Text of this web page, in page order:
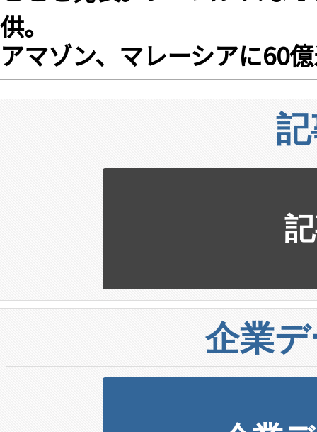
供。
アマゾン、マレーシアに60
企業